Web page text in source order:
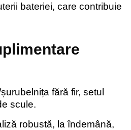
bateriei, care contribuie
fără fir, setul
scule.
robustă, la îndemână,